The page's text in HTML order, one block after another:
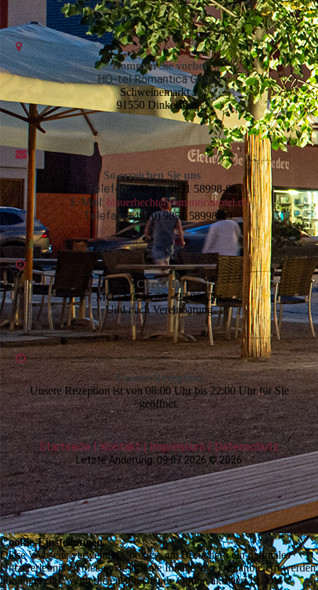
Kommen Sie vorbei
HO-tel Romantica GmbH
Schweinemarkt 1
91550 Dinkelsbühl
So erreichen Sie uns
Telefon: +49 (0) 9851 58998-0
E-Mail: blauerhecht@romanticahotel.de
Telefax:+49 (0) 9851 58998-29
Ckeck-In
MO - SO 15:00 - 22:00 Uhr
Und nach Vereinbarung
Unsere Rezeption
Unsere Rezeption ist von 08:00 Uhr bis 22:00 Uhr für Sie
geöffnet.
Startseite|Kontakt|Impressum|Daten­schutz
Letzte Änderung: 09.07.2026 © 2026
Cookie-Einstellungen
Diese Webseite verwendet Cookies, um Besuchern ein optimales
Nutzererlebnis zu bieten. Bestimmte Inhalte von Drittanbietern werden
nur angezeigt, wenn die entsprechende Option aktiviert ist. Die